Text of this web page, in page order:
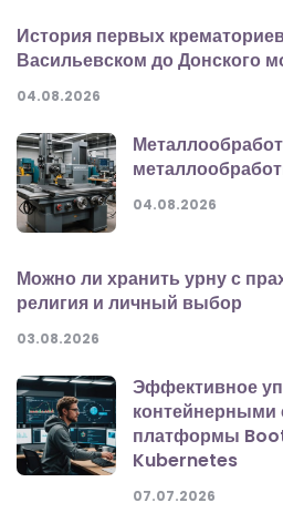
История первых
Васильевском до Донского
04.08.2026
04.08.2026
Можно ли хранить урну с
религия и личный выбор
03.08.2026
Эффективное
контейнерными
платформы
Kubernetes
07.07.2026